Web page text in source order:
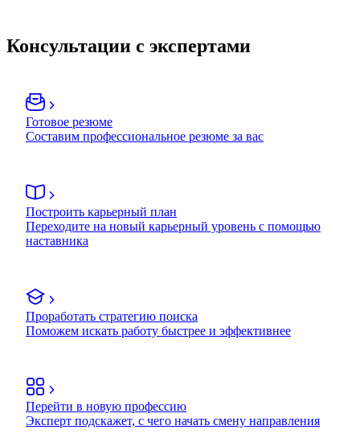
Консультации с экспертами
Готовое резюме
Составим профессиональное резюме за вас
Построить карьерный план
Переходите на новый карьерный уровень с помощью
наставника
Проработать стратегию поиска
Поможем искать работу быстрее и эффективнее
Перейти в новую профессию
Эксперт подскажет, с чего начать смену направления